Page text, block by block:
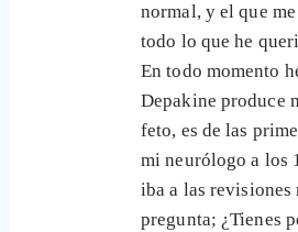
normal, y el que
todo lo que he
En todo momento
Depakine produce
feto, es de las
mi neurólogo a los
iba a las revisiones
pregunta; ¿Tienes